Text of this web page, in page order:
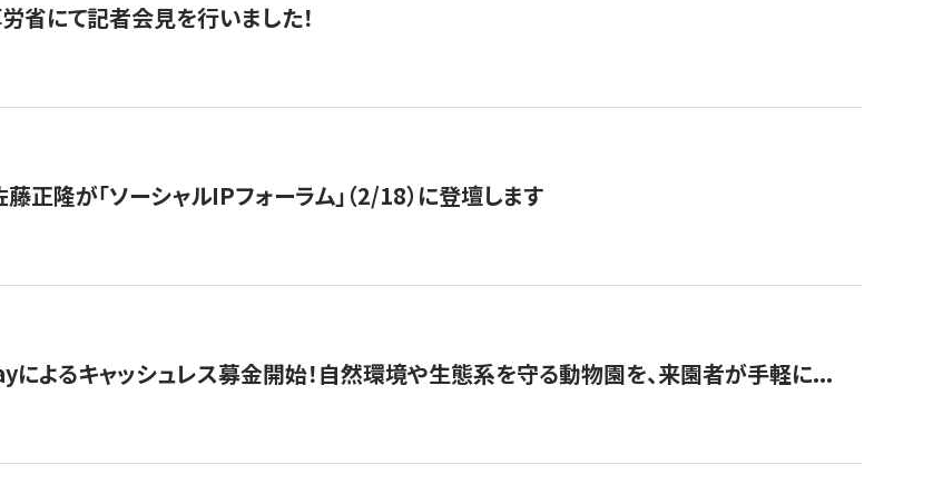
省にて記者会見を行いました！
正隆が「ソーシャルIPフォーラム」（2/18）に登壇します
よるキャッシュレス募金開始！自然環境や生態系を守る動物園を、来園者が手軽に...